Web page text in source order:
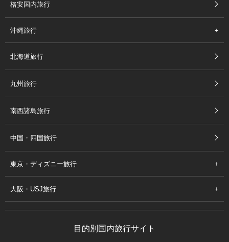
格安国内旅行
沖縄旅行
北海道旅行
九州旅行
南西諸島旅行
中国・四国旅行
東京・ディズニー旅行
大阪・USJ旅行
目的別国内旅行サイト